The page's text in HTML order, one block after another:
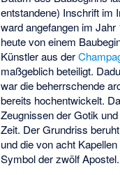
entstandene) Inschrift im
ward angefangen im Jahr
heute von einem
Künstler aus der
maßgeblich beteiligt.
war die beherrschende
bereits hochentwickelt.
Zeugnissen der Gotik
Zeit. Der Grundriss
und die von acht
Symbol der zwölf Apostel.